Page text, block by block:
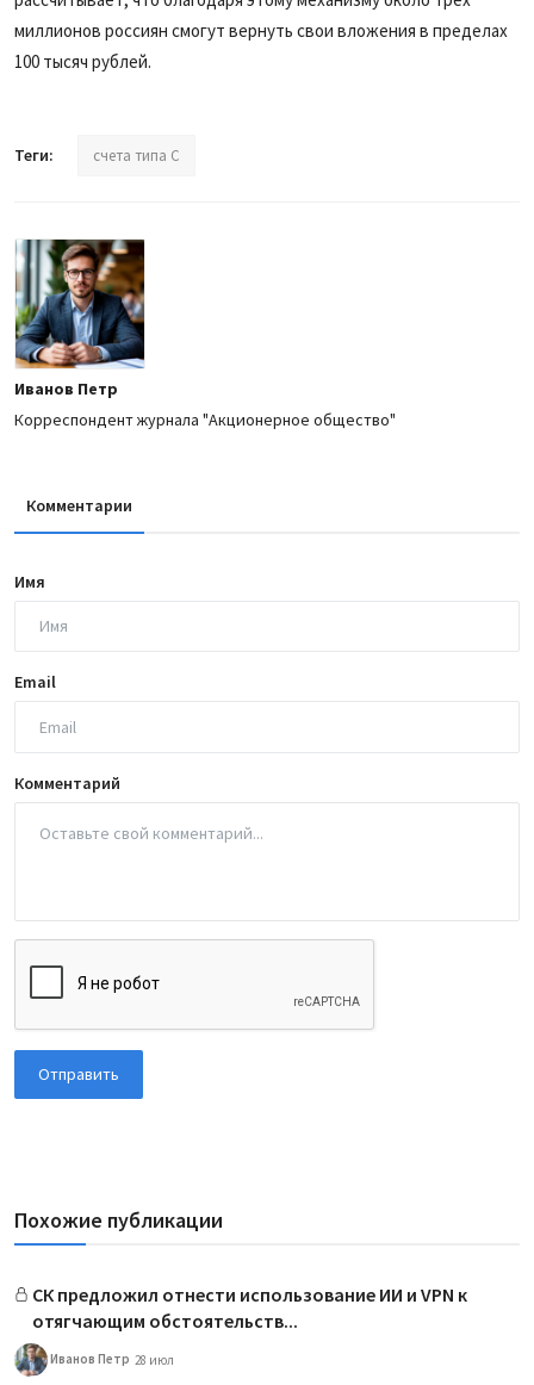
миллионов россиян смогут вернуть свои вложения в пределах
100 тысяч рублей.
Теги: счета типа С
Иванов Петр
Корреспондент журнала "Акционерное общество"
Комментарии
Имя
Email
Комментарий
Отправить
Похожие публикации
СК предложил отнести использование ИИ и VPN к
отягчающим обстоятельств...
Иванов Петр 28 июл